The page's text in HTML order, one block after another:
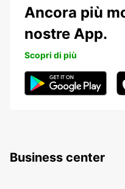
Ancora più
nostre App.
Scopri di più
Business center